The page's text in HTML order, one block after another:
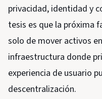
privacidad, identidad y
tesis es que la próxima
solo de mover activos
infraestructura donde
experiencia de usuario
descentralización.